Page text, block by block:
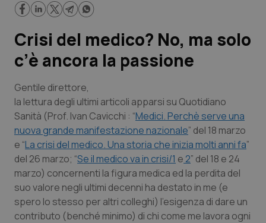
Lavoro e Professioni
Scienza e Farmaci
Studi e Analisi
Lettere al direttore
Edizioni Regionali
QS Pro
Crisi del medico? No, ma solo
c’è ancora la passione
Gentile direttore,
la lettura degli ultimi articoli apparsi su Quotidiano
Sanità (Prof. Ivan Cavicchi : “Medici. Perchè serve una
nuova grande manifestazione nazionale” del 18 marzo
e “La crisi del medico. Una storia che inizia molti anni fa”
del 26 marzo; “Se il medico va in crisi/1 e2” del 18 e 24
marzo) concernenti la figura medica ed la perdita del
suo valore negli ultimi decenni ha destato in me (e
spero lo stesso per altri colleghi) l’esigenza di dare un
contributo (benché minimo) di chi come me lavora ogni